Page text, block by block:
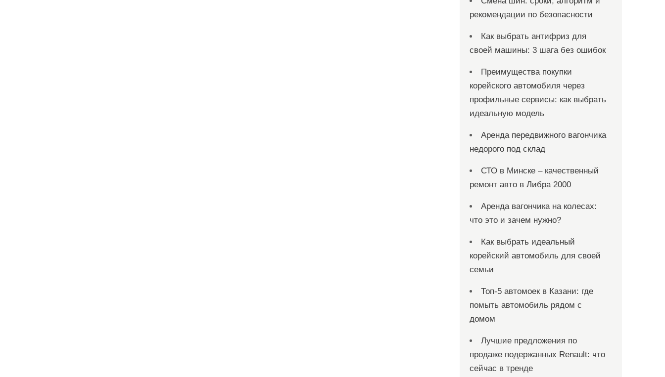
рекомендации по безопасности
Как выбрать антифриз для
своей машины: 3 шага без ошибок
Преимущества покупки
корейского автомобиля через
профильные сервисы: как выбрать
идеальную модель
Аренда передвижного вагончика
недорого под склад
СТО в Минске – качественный
ремонт авто в Либра 2000
Аренда вагончика на колесах:
что это и зачем нужно?
Как выбрать идеальный
корейский автомобиль для своей
семьи
Топ-5 автомоек в Казани: где
помыть автомобиль рядом с
домом
Лучшие предложения по
продаже подержанных Renault: что
сейчас в тренде